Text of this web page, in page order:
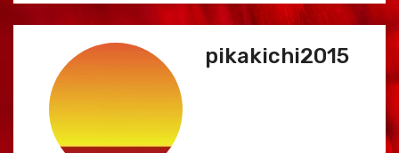
ビ
ー
シ
pikakichi2015